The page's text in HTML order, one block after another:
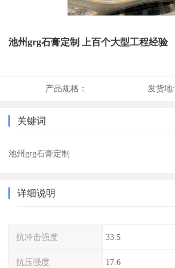
池州grg石膏定制 上百个大型工程经验
产品规格： 发货地:
关键词
池州grg石膏定制
详细说明
抗冲击强度 33.5
抗压强度 17.6